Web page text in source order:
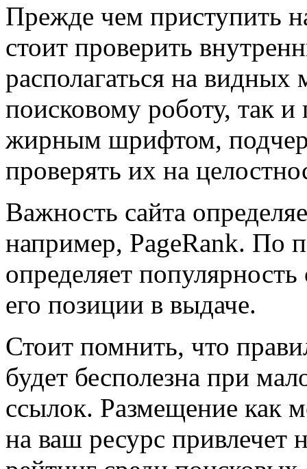
Прежде чем приступить
стоит проверить
располагаться на
поисковому роботу, так
жирным шрифтом,
проверять их на
Важность сайта
например, PageRank. По
определяет популярность
его позиции в выдаче.
Стоит помнить, что
будет бесполезна при
ссылок. Размещение как
на ваш ресурс привлечет